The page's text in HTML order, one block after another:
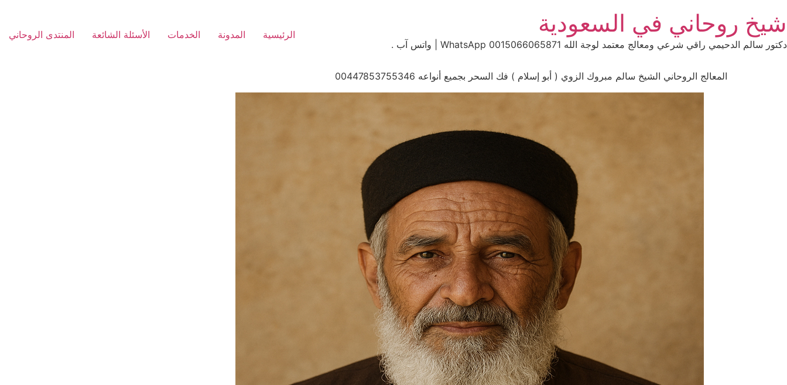
to
content
شيخ روحاني في السعودية
دكتور سالم الدحيمي راقي شرعي ومعالج معتمد لوجة الله 0015066065871 WhatsApp | واتس آب .
الرئيسية المدونة الخدمات الأسئلة الشائعة المنتدى الروحاني
المعالج الروحاني الشيخ سالم مبروك الزوي ( أبو إسلام ) فك السحر بجميع أنواعه 00447853755346